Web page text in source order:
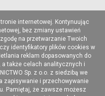
internetowej. Kontynuując
bez zmiany ustawień
na przetwarzanie Twoich
identyfikatory plików cookies w
reklam dopasowanych do
także celach analitycznych i
Sp. z o.o. z siedzibą we
zapisywanie i przechowywanie
Pamiętaj, że zawsze możesz